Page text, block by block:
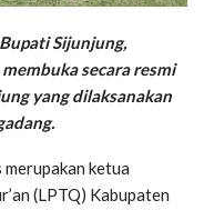
Sijunjung,
membuka secara resmi
yang dilaksanakan
ketua
(LPTQ) Kabupaten